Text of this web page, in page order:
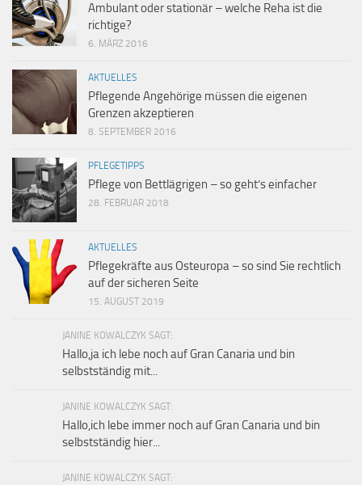
Ambulant oder stationär – welche Reha ist die
richtige?
6. MÄRZ 2016
AKTUELLES
Pflegende Angehörige müssen die eigenen
Grenzen akzeptieren
8. SEPTEMBER 2016
PFLEGETIPPS
Pflege von Bettlägrigen – so geht’s einfacher
28. FEBRUAR 2018
AKTUELLES
Pflegekräfte aus Osteuropa – so sind Sie rechtlich
auf der sicheren Seite
15. AUGUST 2019
JANINE KOWALCZYK SAGT:
Hallo,ja ich lebe noch auf Gran Canaria und bin
selbstständig mit...
JANINE KOWALCZYK SAGT:
Hallo,ich lebe immer noch auf Gran Canaria und bin
selbstständig hier...
JANINE KOWALCZYK SAGT: